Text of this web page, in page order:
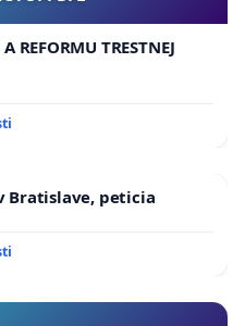
REFORMU TRESTNEJ
Bratislave, peticia